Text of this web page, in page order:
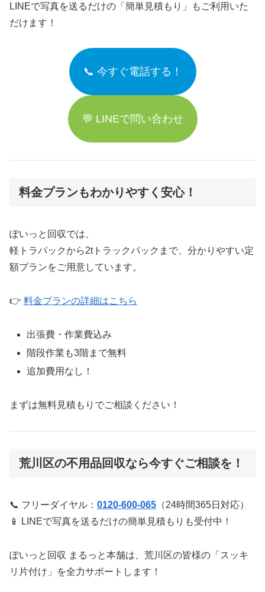
LINEで写真を送るだけの「簡単見積もり」もご利用いた
だけます！
📞 今すぐ電話する！
💬 LINEで問い合わせ
料金プランもわかりやすく安心！
ぽいっと回収では、
軽トラパックから2tトラックパックまで、分かりやすい定
額プランをご用意しています。
👉 料金プランの詳細はこちら
出張費・作業費込み
階段作業も3階まで無料
追加費用なし！
まずは無料見積もりでご相談ください！
荒川区の不用品回収なら今すぐご相談を！
📞 フリーダイヤル： 0120-600-065 （24時間365日対応）
📱 LINEで写真を送るだけの簡単見積もりも受付中！
ぽいっと回収 まるっと本舗は、荒川区の皆様の「スッキ
リ片付け」を全力サポートします！